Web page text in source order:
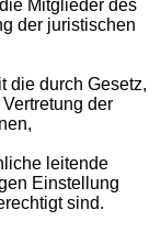
Mitglieder des
der juristischen
die durch Gesetz,
der
leitende
Einstellung
sind.